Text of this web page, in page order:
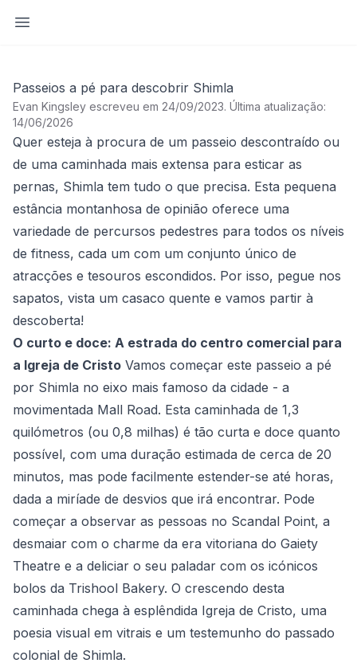
Abrir barra lateral
Passeios a pé para descobrir Shimla
Evan Kingsley escreveu em 24/09/2023. Última atualização:
14/06/2026
Quer esteja à procura de um passeio descontraído ou
de uma caminhada mais extensa para esticar as
pernas, Shimla tem tudo o que precisa. Esta pequena
estância montanhosa de opinião oferece uma
variedade de percursos pedestres para todos os níveis
de fitness, cada um com um conjunto único de
atracções e tesouros escondidos. Por isso, pegue nos
sapatos, vista um casaco quente e vamos partir à
descoberta!
O curto e doce: A estrada do centro comercial para
a Igreja de Cristo Vamos começar este passeio a pé
por Shimla no eixo mais famoso da cidade - a
movimentada Mall Road. Esta caminhada de 1,3
quilómetros (ou 0,8 milhas) é tão curta e doce quanto
possível, com uma duração estimada de cerca de 20
minutos, mas pode facilmente estender-se até horas,
dada a miríade de desvios que irá encontrar. Pode
começar a observar as pessoas no Scandal Point, a
desmaiar com o charme da era vitoriana do Gaiety
Theatre e a deliciar o seu paladar com os icónicos
bolos da Trishool Bakery. O crescendo desta
caminhada chega à esplêndida Igreja de Cristo, uma
poesia visual em vitrais e um testemunho do passado
colonial de Shimla.